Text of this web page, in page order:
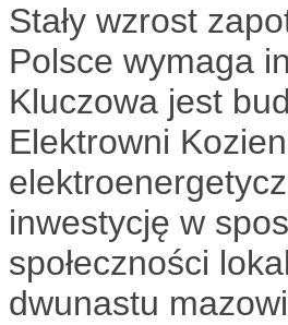
Stały wzrost
Polsce wymaga
Kluczowa jest
Elektrowni
inwestycję w
społeczności
dwunastu